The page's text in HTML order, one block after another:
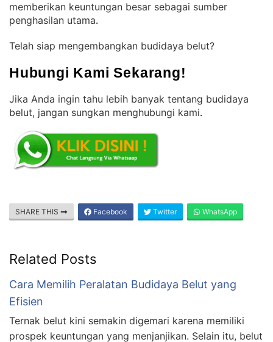
memberikan keuntungan besar sebagai sumber
penghasilan utama.
Telah siap mengembangkan budidaya belut?
Hubungi Kami Sekarang!
Jika Anda ingin tahu lebih banyak tentang budidaya
belut, jangan sungkan menghubungi kami.
SHARE THIS Facebook Twitter WhatsApp
Related Posts
Cara Memilih Peralatan Budidaya Belut yang
Efisien
Ternak belut kini semakin digemari karena memiliki
prospek keuntungan yang menjanjikan. Selain itu, belut